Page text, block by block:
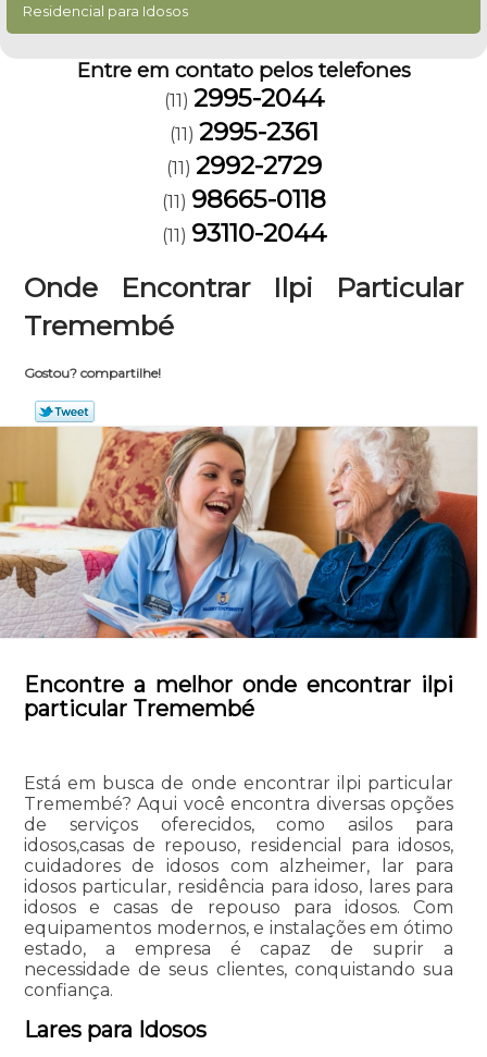
Residencial para Idosos
Entre em contato pelos telefones
(11) 2995-2044
(11) 2995-2361
(11) 2992-2729
(11) 98665-0118
(11) 93110-2044
Onde Encontrar Ilpi Particular
Tremembé
Gostou? compartilhe!
Encontre a melhor onde encontrar ilpi
particular Tremembé
Está em busca de onde encontrar ilpi particular
Tremembé? Aqui você encontra diversas opções
de serviços oferecidos, como asilos para
idosos,casas de repouso, residencial para idosos,
cuidadores de idosos com alzheimer, lar para
idosos particular, residência para idoso, lares para
idosos e casas de repouso para idosos. Com
equipamentos modernos, e instalações em ótimo
estado, a empresa é capaz de suprir a
necessidade de seus clientes, conquistando sua
confiança.
Lares para Idosos